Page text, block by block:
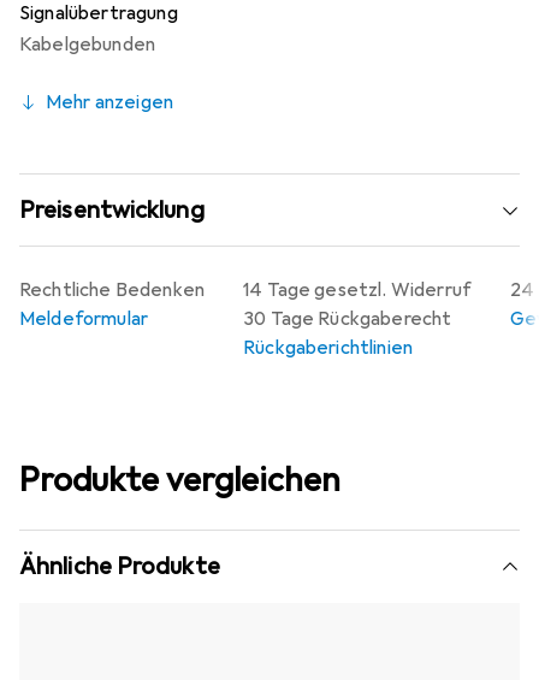
Signalübertragung
Kabelgebunden
Mehr anzeigen
Preisentwicklung
14 Tage gesetzl. Widerruf
30 Tage Rückgaberecht
Rückgaberichtlinien
24
Rechtliche Bedenken
Meldeformular
Produkte vergleichen
Ähnliche Produkte